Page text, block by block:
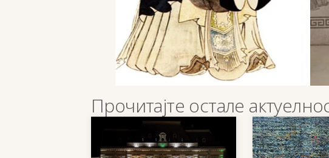
Прочитајте остале